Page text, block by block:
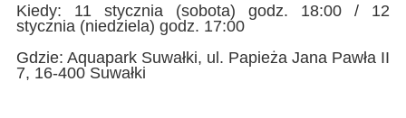
Kiedy: 11 stycznia (sobota) godz. 18:00 / 12
stycznia (niedziela) godz. 17:00
Gdzie: Aquapark Suwałki, ul. Papieża Jana Pawła II
7, 16-400 Suwałki